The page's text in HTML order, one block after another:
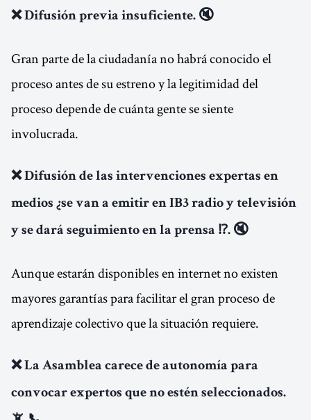
❌ Difusión previa insuficiente. 🔇
Gran parte de la ciudadanía no habrá conocido el
proceso antes de su estreno y la legitimidad del
proceso depende de cuánta gente se siente
involucrada.
❌ Difusión de las intervenciones expertas en
medios ¿se van a emitir en IB3 radio y televisión
y se dará seguimiento en la prensa ⁉️. 🔇
Aunque estarán disponibles en internet no existen
mayores garantías para facilitar el gran proceso de
aprendizaje colectivo que la situación requiere.
❌ La Asamblea carece de autonomía para
convocar expertos que no estén seleccionados.